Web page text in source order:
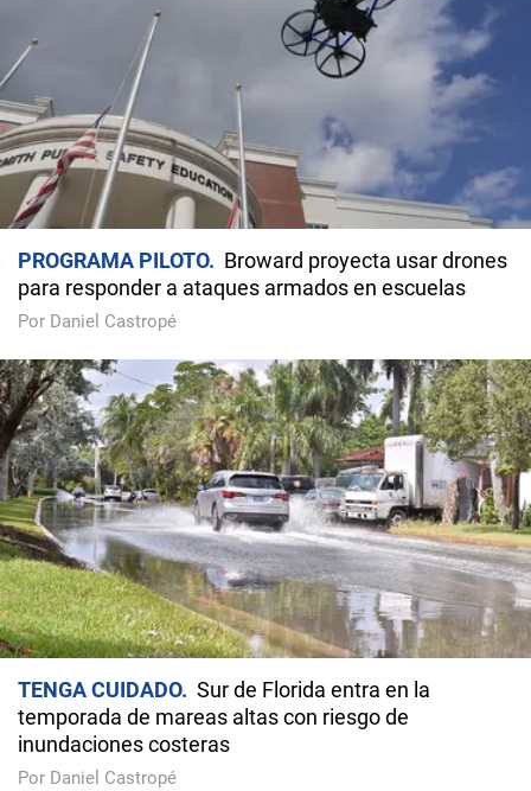
PROGRAMA PILOTO
Broward proyecta usar drones
para responder a ataques armados en escuelas
Por Daniel Castropé
TENGA CUIDADO
Sur de Florida entra en la
temporada de mareas altas con riesgo de
inundaciones costeras
Por Daniel Castropé